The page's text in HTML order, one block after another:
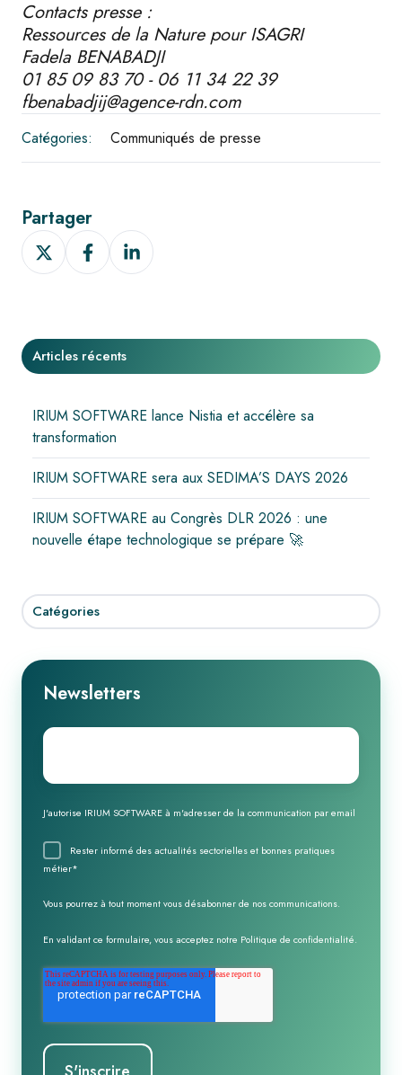
Contacts presse :
Ressources de la Nature pour ISAGRI
Fadela BENABADJI
01 85 09 83 70 - 06 11 34 22 39
fbenabadjij@agence-rdn.com
Catégories: Communiqués de presse
Partager
Partager
sur
Partager
sur
Partager
sur
Articles récents
IRIUM SOFTWARE lance Nistia et accélère sa
transformation
IRIUM SOFTWARE sera aux SEDIMA’S DAYS 2026
IRIUM SOFTWARE au Congrès DLR 2026 : une
nouvelle étape technologique se prépare 🚀
Catégories
Newsletters
Email
J'autorise IRIUM SOFTWARE à m'adresser de la communication par email
Rester informé des actualités sectorielles et bonnes pratiques
métier*
Vous pourrez à tout moment vous désabonner de nos communications.
En validant ce formulaire, vous acceptez notre Politique de confidentialité.